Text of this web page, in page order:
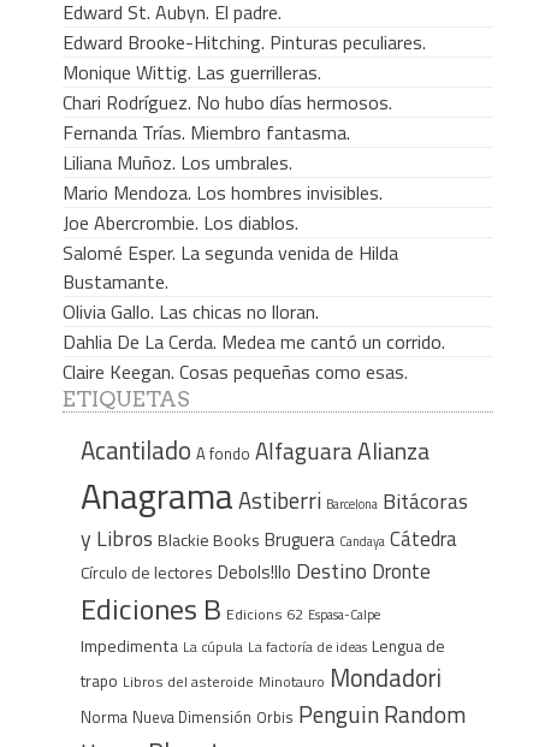
Edward St. Aubyn. El padre.
Edward Brooke-Hitching. Pinturas peculiares.
Monique Wittig. Las guerrilleras.
Chari Rodríguez. No hubo días hermosos.
Fernanda Trías. Miembro fantasma.
Liliana Muñoz. Los umbrales.
Mario Mendoza. Los hombres invisibles.
Joe Abercrombie. Los diablos.
Salomé Esper. La segunda venida de Hilda
Bustamante.
Olivia Gallo. Las chicas no lloran.
Dahlia De La Cerda. Medea me cantó un corrido.
Claire Keegan. Cosas pequeñas como esas.
ETIQUETAS
Acantilado A fondo AlfaguaraAlianza
AnagramaAstiberri Barcelona Bitácoras
y Libros Blackie Books Bruguera Candaya Cátedra
Círculo de lectores Debols!llo Destino Dronte
Ediciones B Edicions 62 Espasa-Calpe
Impedimenta La cúpula La factoría de ideas Lengua de
trapo Libros del asteroide Minotauro Mondadori
Norma Nueva Dimensión Orbis Penguin Random